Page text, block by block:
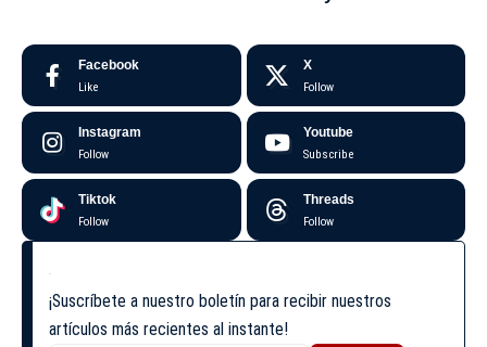
Facebook
Like
X
Follow
Instagram
Follow
Youtube
Subscribe
Tiktok
Follow
Threads
Follow
¡Suscríbete a nuestro boletín para recibir nuestros
artículos más recientes al instante!